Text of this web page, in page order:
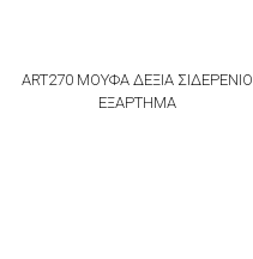
ART270 ΜΟΥΦΑ ΔΕΞΙΑ ΣΙΔΕΡΕΝΙΟ
ΕΞΑΡΤΗΜΑ